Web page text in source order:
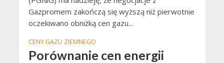
Gazpromem zakończą się wyższą niż pierwotnie
oczekiwano obniżką cen gazu...
CENY GAZU ZIEMNEGO
Porównanie cen energii